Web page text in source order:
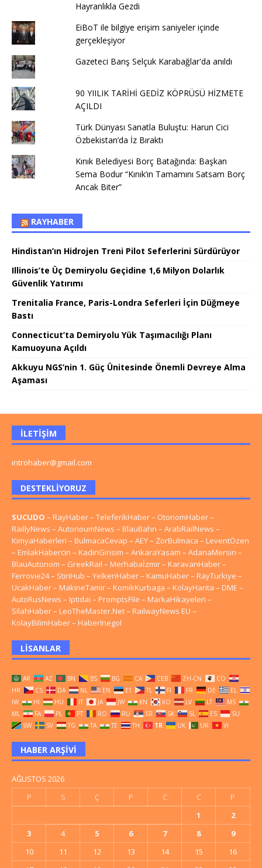
Hayranlıkla Gezdi
EiBoT ile bilgiye erişim saniyeler içinde
gerçekleşiyor
Gazeteci Barış Selçuk Karabağlar'da anıldı
90 YIILIK TARİHİ GEDİZ KÖPRÜSÜ HİZMETE
AÇILDI
Türk Dünyası Sanatla Buluştu: Harun Cici
Özbekistan’da İz Bıraktı
Kınık Belediyesi Borç Batağında: Başkan
Sema Bodur “Kınık’ın Tamamını Satsam Borç
Ancak Biter”
RAYHABER
Hindistan’ın Hidrojen Treni Pilot Seferlerini Sürdürüyor
Illinois’te Üç Demiryolu Geçidine 1,6 Milyon Dolarlık
Güvenlik Yatırımı
Trenitalia France, Paris-Londra Seferleri İçin Düğmeye
Bastı
Connecticut’ta Demiryolu Yük Taşımacılığı Planı
Kamuoyuna Açıldı
Akkuyu NGS’nin 1. Güç Ünitesinde Önemli Devreye Alma
Aşaması
İLETIŞIM
introhaber@gmail.com
DESTEKLIYORUZ
SUCUDO – RayHaber– TeleferikHaber– OtonomHaber–
RaillyNews – AutonoumNews – BlauBahn – ArabRailNews –
KimyaHaberleri – BulmacaCevap – AEY– ZorBulmaca – LeventÖzen
– EmlakHabercin – KadinGirisim – AnkaraYasam – AdanaMersin –
BlauAutonom – GreekRail – Merhabaİzmir– KaravanHaber–
Ferrovie24– StiriHub – YelkenHaber– KamuHaber– RayTurkiye –
UcakHaber– MakineTamir– KomikKurbaga – KolayHarita – DME –
AutoRusNews – Iptidai – PromptsFile – MarkaHikayeleri –
SilahHaber– LeoTheMaster.Net– RailwayNews EU –
KolayBilimHaber– HaberInegol
LISANLAR
AR AZ BN BS BG CA CEB ZH-CN
CO
HR
CS DA NL EN ET TL FI FR DE
EL
IW
HI HU IT JA JW KN KO LV LT
MS
ML
FA PL PT RO RU SR SK SL ES
SU
SW
SV TG TA TE TH TR UK UR VI
HABER ARŞIVI
AĞUSTOS 2026
P
S Ç P C C
P
1
2
3
4 5 6 7 8
9
10
11 12 13 14 15
16